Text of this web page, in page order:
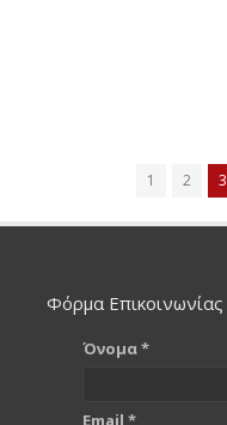
1 2 3
Φόρμα Επικοινωνίας
Όνομα *
Email *